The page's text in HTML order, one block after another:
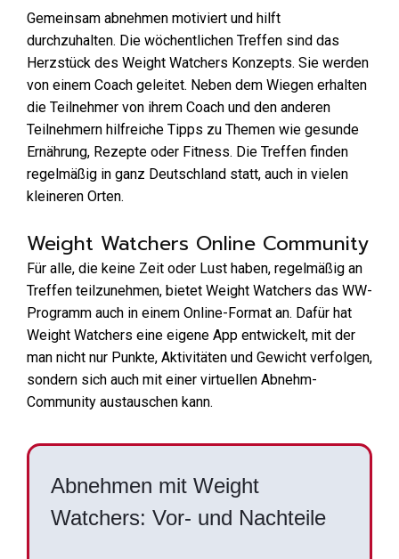
Gemeinsam abnehmen motiviert und hilft
durchzuhalten. Die wöchentlichen Treffen sind das
Herzstück des Weight Watchers Konzepts. Sie werden
von einem Coach geleitet. Neben dem Wiegen erhalten
die Teilnehmer von ihrem Coach und den anderen
Teilnehmern hilfreiche Tipps zu Themen wie gesunde
Ernährung, Rezepte oder Fitness. Die Treffen finden
regelmäßig in ganz Deutschland statt, auch in vielen
kleineren Orten.
Weight Watchers Online Community
Für alle, die keine Zeit oder Lust haben, regelmäßig an
Treffen teilzunehmen, bietet Weight Watchers das WW-
Programm auch in einem Online-Format an. Dafür hat
Weight Watchers eine eigene App entwickelt, mit der
man nicht nur Punkte, Aktivitäten und Gewicht verfolgen,
sondern sich auch mit einer virtuellen Abnehm-
Community austauschen kann.
Abnehmen mit Weight
Watchers: Vor- und Nachteile